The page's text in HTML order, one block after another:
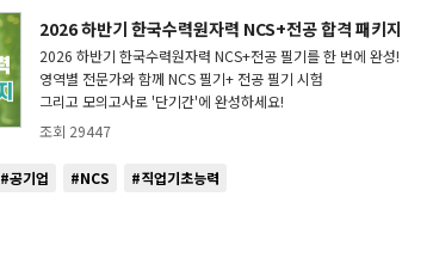
[핵심 테마로 한번에 끝내는 한국사능력검정 <근현대사편>]
도움이 많이 되었습니다.
[[해설강의] 제 44회 한국사능력검정시험 고급&중급해설강의_신인섭 선생님]
도움이 많이 되었습니다.
도움이 많이 되었습니다.
2026 하반기 한국수력원자력 NCS+전공 합격 패키지
2026 하반기 한국수력원자력 NCS+전공 필기를 한 번에 완성!
영역별 전문가와 함께 NCS 필기+ 전공 필기 시험
그리고 모의고사로 '단기간'에 완성하세요!
조회 29447
#공기업 #NCS #직업기초능력